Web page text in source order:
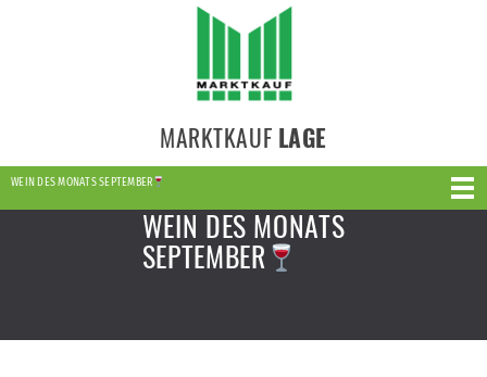
MARKTKAUF LAGE
WEIN DES MONATS SEPTEMBER
WEIN DES MONATS
SEPTEMBER